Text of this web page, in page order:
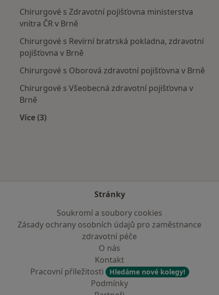
Chirurgové s Zdravotní pojišťovna ministerstva
vnitra ČR v Brně
Chirurgové s Revírní bratrská pokladna, zdravotní
pojišťovna v Brně
Chirurgové s Oborová zdravotní pojišťovna v Brně
Chirurgové s Všeobecná zdravotní pojišťovna v
Brně
Více (3)
Stránky
Soukromí a soubory cookies
Zásady ochrany osobních údajů pro zaměstnance
zdravotní péče
O nás
Kontakt
Pracovní příležitosti
Hledáme nové kolegy!
Podmínky